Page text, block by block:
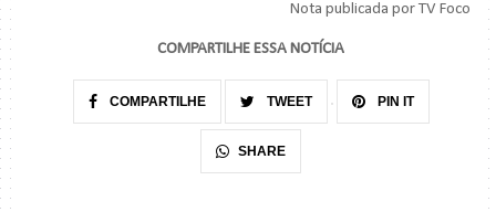
Nota publicada por TV Foco
COMPARTILHE ESSA NOTÍCIA
COMPARTILHE TWEET PIN IT
SHARE